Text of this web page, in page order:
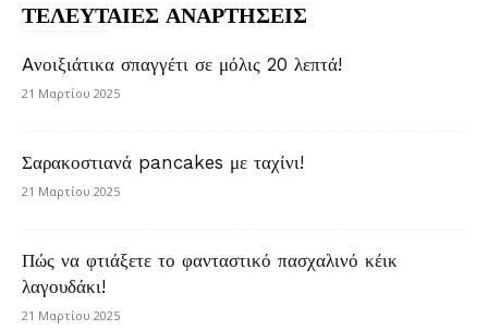
ΤΕΛΕΥΤΑΙΕΣ ΑΝΑΡΤΗΣΕΙΣ
Aνοιξιάτικα σπαγγέτι σε μόλις 20 λεπτά!
21 Μαρτίου 2025
Σαρακοστιανά pancakes με ταχίνι!
21 Μαρτίου 2025
Πώς να φτιάξετε το φανταστικό πασχαλινό κέικ
λαγουδάκι!
21 Μαρτίου 2025